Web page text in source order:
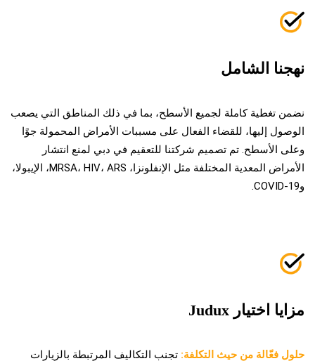
نهجنا الشامل
نضمن تغطية كاملة لجميع الأسطح، بما في ذلك المناطق التي يصعب
الوصول إليها، للقضاء الفعال على مسببات الأمراض المحمولة جوًا
وعلى الأسطح. تم تصميم شركتنا للتعقيم في دبي لمنع انتشار
الأمراض المعدية المختلفة مثل الإنفلونزا، MRSA، HIV، ARS، الإيبولا،
وCOVID-19.
مزايا اختيار Judux
حلول فعّالة من حيث التكلفة: تجنب التكاليف المرتبطة بالزيارات